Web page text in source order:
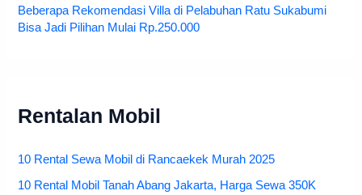
Beberapa Rekomendasi Villa di Pelabuhan Ratu Sukabumi
Bisa Jadi Pilihan Mulai Rp.250.000
Rentalan Mobil
10 Rental Sewa Mobil di Rancaekek Murah 2025
10 Rental Mobil Tanah Abang Jakarta, Harga Sewa 350K